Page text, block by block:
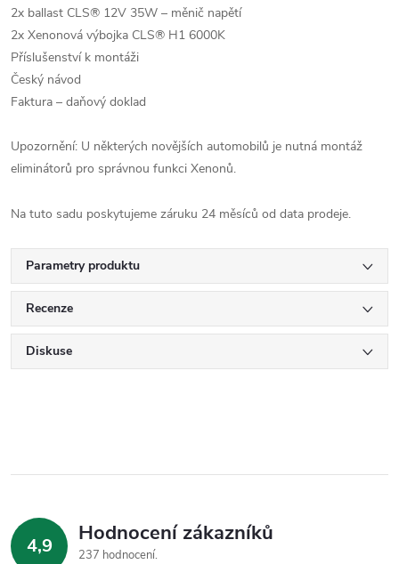
2x ballast CLS® 12V 35W – měnič napětí
2x Xenonová výbojka CLS® H1 6000K
Příslušenství k montáži
Český návod
Faktura – daňový doklad
Upozornění: U některých novějších automobilů je nutná montáž
eliminátorů pro správnou funkci Xenonů.
Na tuto sadu poskytujeme záruku 24 měsíců od data prodeje.
Parametry produktu
Recenze
Diskuse
4,9 Hodnocení zákazníků
237 hodnocení